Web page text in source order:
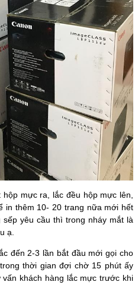
mực ra, lắc đều hộp mực lên,
in thêm 10- 20 trang nữa mới hết
sếp yêu cầu thì trong nháy mắt là
ạ.
đến 2-3 lần bắt đầu mới gọi cho
thời gian đợi chờ 15 phút ấy
khách hàng lắc mực trước khi